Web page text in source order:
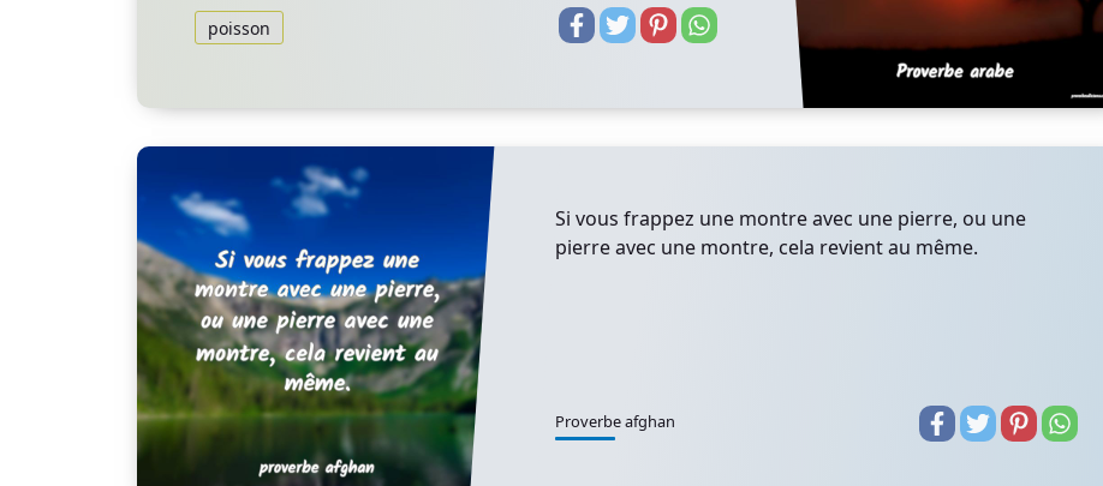
poisson
Si vous frappez une montre avec une pierre, ou une
pierre avec une montre, cela revient au même.
Proverbe afghan